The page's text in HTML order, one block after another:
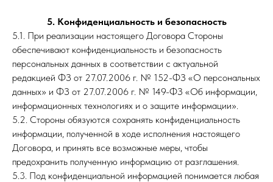
5. Конфиденциальность и безопасность
5.1. При реализации настоящего Договора Стороны
обеспечивают конфиденциальность и безопасность
персональных данных в соответствии с актуальной
редакцией ФЗ от 27.07.2006 г. № 152-ФЗ «О персональных
данных» и ФЗ от 27.07.2006 г. № 149-ФЗ «Об информации,
информационных технологиях и о защите информации».
5.2. Стороны обязуются сохранять конфиденциальность
информации, полученной в ходе исполнения настоящего
Договора, и принять все возможные меры, чтобы
предохранить полученную информацию от разглашения.
5.3. Под конфиденциальной информацией понимается любая